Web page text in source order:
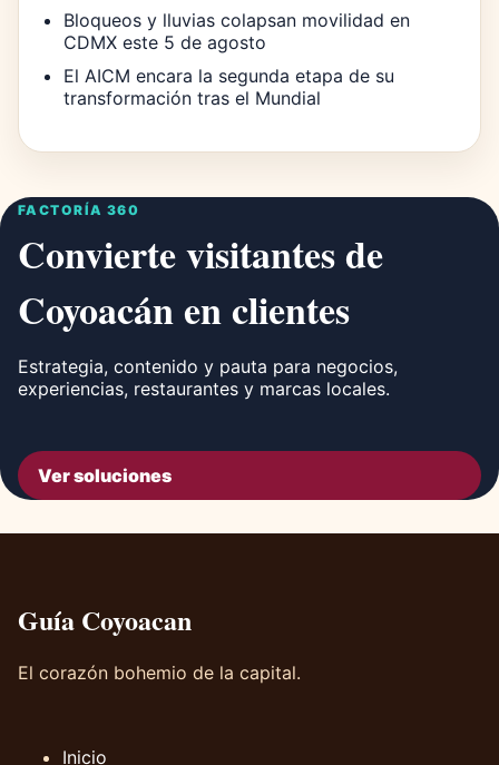
Bloqueos y lluvias colapsan movilidad en
CDMX este 5 de agosto
El AICM encara la segunda etapa de su
transformación tras el Mundial
FACTORÍA 360
Convierte visitantes de
Coyoacán en clientes
Estrategia, contenido y pauta para negocios,
experiencias, restaurantes y marcas locales.
Ver soluciones
Guía Coyoacan
El corazón bohemio de la capital.
Inicio